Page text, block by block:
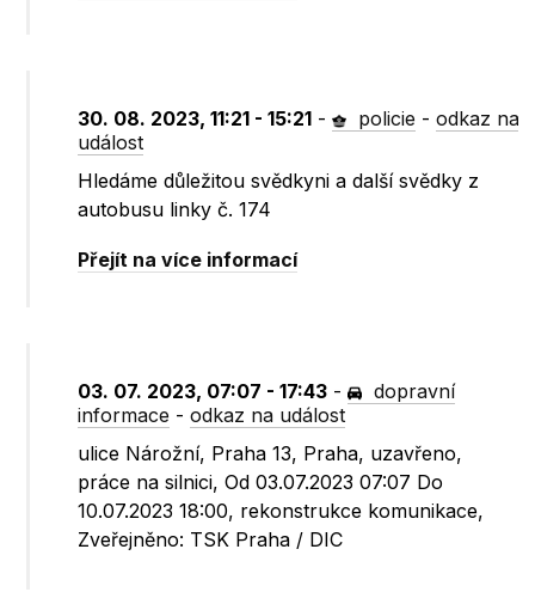
30. 08. 2023, 11:21 - 15:21 - policie -odkaz na
událost
Hledáme důležitou svědkyni a další svědky z
autobusu linky č. 174
Přejít na více informací
03. 07. 2023, 07:07 - 17:43 -
dopravní
informace -odkaz na událost
ulice Nárožní, Praha 13, Praha, uzavřeno,
práce na silnici, Od 03.07.2023 07:07 Do
10.07.2023 18:00, rekonstrukce komunikace,
Zveřejněno: TSK Praha / DIC